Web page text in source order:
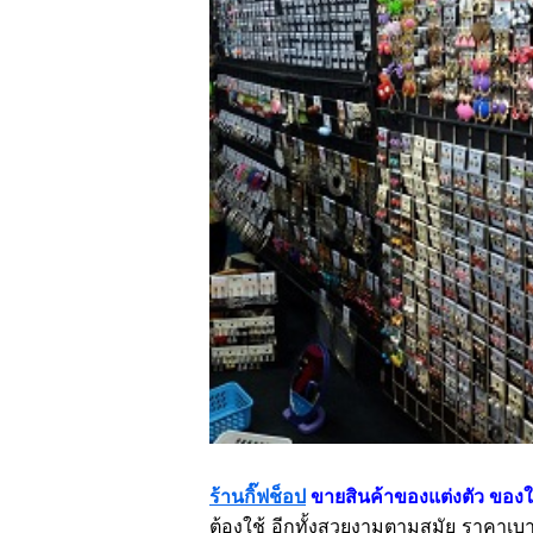
ร้านกิ๊ฟช็อป ขายสินค้าของแต่งตัว ของ
ต้องใช้ อีกทั้งสวยงามตามสมัย ราคาเ